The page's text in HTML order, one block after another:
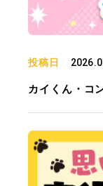
投稿日
カイくん・コ